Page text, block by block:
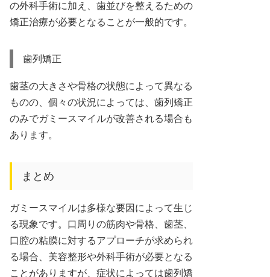
の外科手術に加え、歯並びを整えるための
矯正治療が必要となることが一般的です。
歯列矯正
歯茎の大きさや骨格の状態によって異なる
ものの、個々の状況によっては、歯列矯正
のみでガミースマイルが改善される場合も
あります。
まとめ
ガミースマイルは多様な要因によって生じ
る現象です。口周りの筋肉や骨格、歯茎、
口腔の粘膜に対するアプローチが求められ
る場合、美容整形や外科手術が必要となる
ことがありますが、症状によっては歯列矯